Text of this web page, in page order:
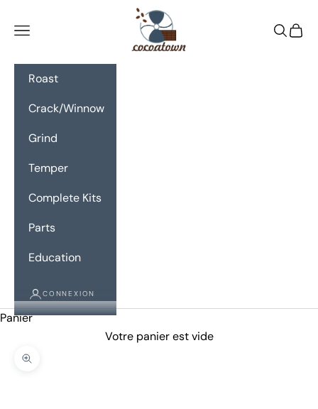
CocoaTown
Menu
Roast
Crack/Winnow
Grind
Temper
Complete Kits
Parts
Education
CONNEXION
Panier
Votre panier est vide
Zoomer sur l'image